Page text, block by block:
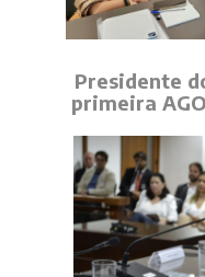
Presidente
primeira